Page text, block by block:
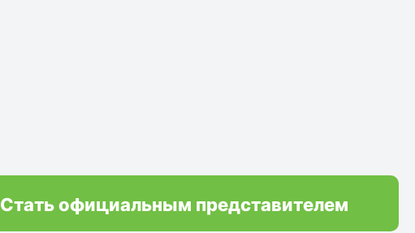
Стать официальным представителем